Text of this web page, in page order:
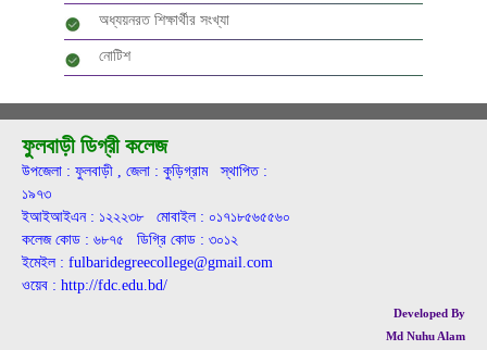
অধ্যয়নরত শিক্ষার্থীর সংখ্যা
নোটিশ
ফুলবাড়ী ডিগ্রী কলেজ
উপজেলা : ফুলবাড়ী , জেলা : কুড়িগ্রাম স্থাপিত :
১৯৭৩
ইআইআইএন : ১২২২৩৮ মোবাইল : ০১৭১৮৫৬৫৫৬০
কলেজ কোড : ৬৮৭৫ ডিগ্রি কোড : ৩০১২
ইমেইল : fulbaridegreecollege@gmail.com
ওয়েব : http://fdc.edu.bd/
Developed By
Md Nuhu Alam